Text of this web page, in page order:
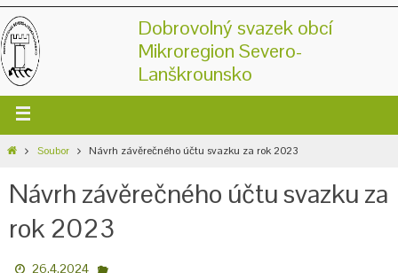
Dobrovolný svazek obcí
Mikroregion Severo-
Lanškrounsko
Soubor Návrh závěrečného účtu svazku za rok 2023
Návrh závěrečného účtu svazku za
rok 2023
26.4.2024